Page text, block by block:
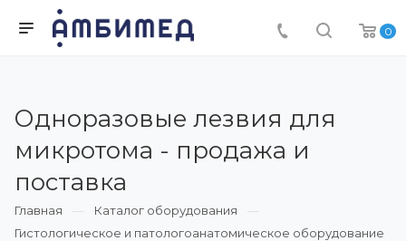
0
Одноразовые лезвия для
микротома - продажа и
поставка
Главная
Каталог оборудования
Гистологическое и патологоанатомическое оборудование